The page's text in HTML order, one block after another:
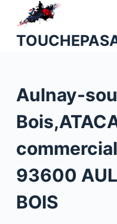
o
n
Aulnay-
93600
BOIS